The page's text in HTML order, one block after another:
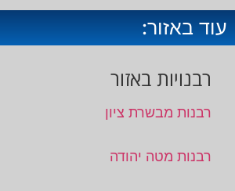
עוד באזור:
רבנויות באזור
רבנות מבשרת ציון
רבנות מטה יהודה